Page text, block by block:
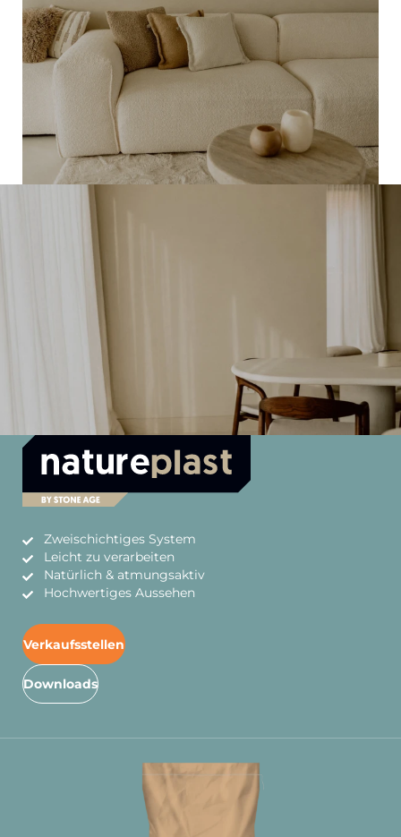
Zweischichtiges System
Leicht zu verarbeiten
Natürlich & atmungsaktiv
Hochwertiges Aussehen
Verkaufsstellen
Downloads